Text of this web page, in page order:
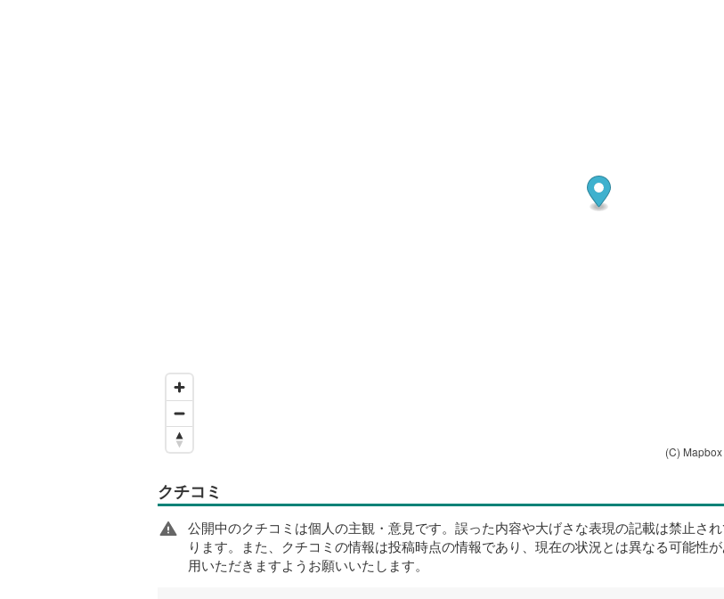
(C) Mapbox
クチコミ
公開中のクチコミは個人の主観・意見です。誤った内容や大げさな表現の記載は禁止さ
ります。また、クチコミの情報は投稿時点の情報であり、現在の状況とは異なる可能性
用いただきますようお願いいたします。